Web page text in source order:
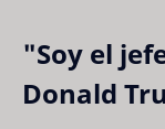
"Soy el
Donald